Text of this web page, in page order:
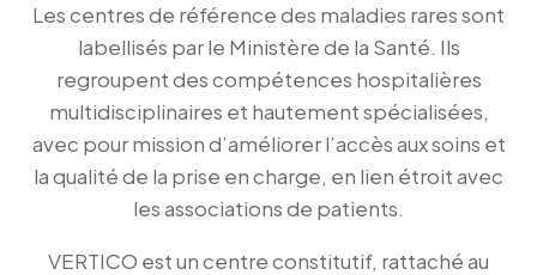
Les centres de référence des maladies rares sont
labellisés par le Ministère de la Santé. Ils
regroupent des compétences hospitalières
multidisciplinaires et hautement spécialisées,
avec pour mission d’améliorer l’accès aux soins et
la qualité de la prise en charge, en lien étroit avec
les associations de patients.
VERTICO est un centre constitutif, rattaché au